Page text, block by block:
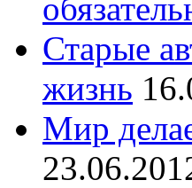
Старые
жизнь
Мир